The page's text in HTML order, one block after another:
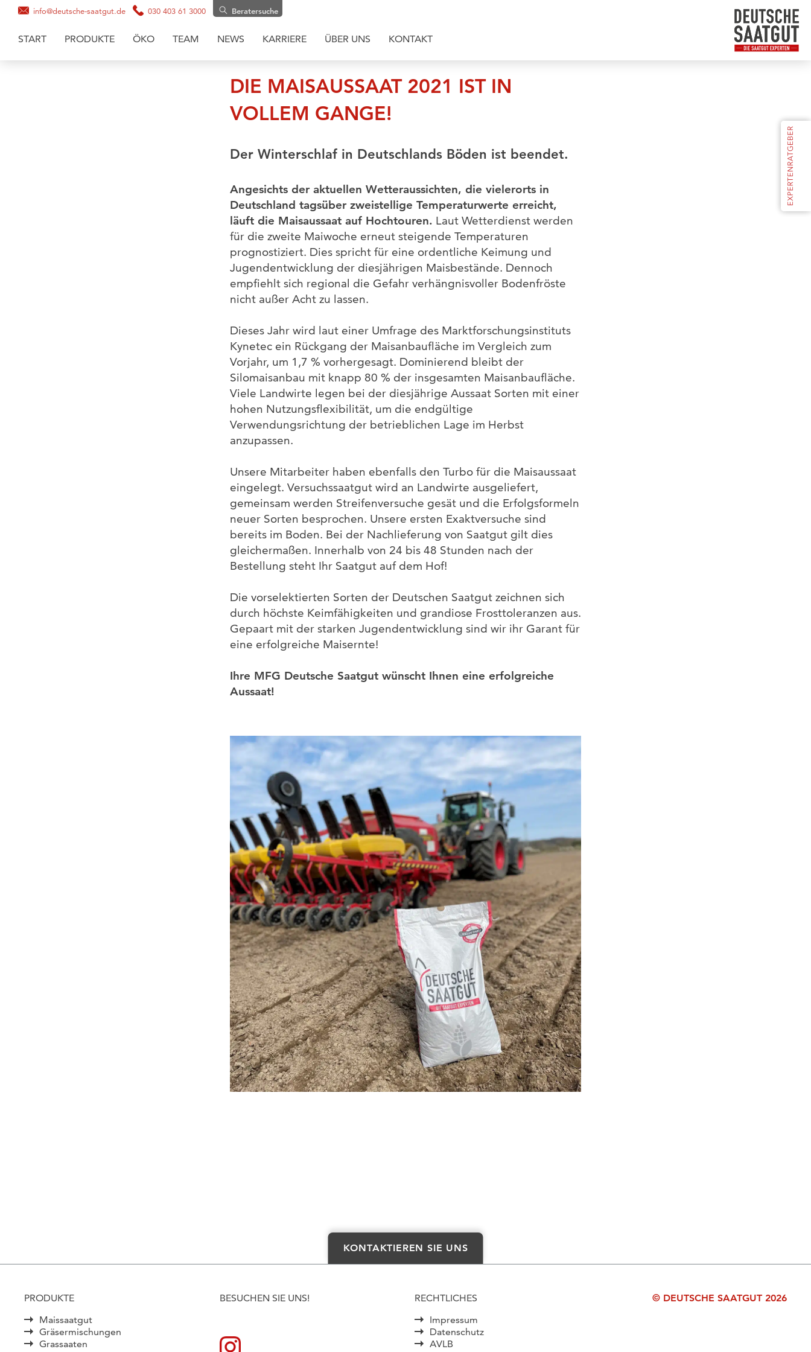
info@deutsche-saatgut.de 030 403 61 3000 Beratersuche
START PRODUKTE ÖKO TEAM NEWS KARRIERE ÜBER UNS KONTAKT
DIE MAISAUSSAAT 2021 IST IN
VOLLEM GANGE!
Der Winterschlaf in Deutschlands Böden ist beendet.
Angesichts der aktuellen Wetteraussichten, die vielerorts in
Deutschland tagsüber zweistellige Temperaturwerte erreicht,
läuft die Maisaussaat auf Hochtouren. Laut Wetterdienst werden
für die zweite Maiwoche erneut steigende Temperaturen
prognostiziert. Dies spricht für eine ordentliche Keimung und
Jugendentwicklung der diesjährigen Maisbestände. Dennoch
empfiehlt sich regional die Gefahr verhängnisvoller Bodenfröste
nicht außer Acht zu lassen.
Dieses Jahr wird laut einer Umfrage des Marktforschungsinstituts
Kynetec ein Rückgang der Maisanbaufläche im Vergleich zum
Vorjahr, um 1,7 % vorhergesagt. Dominierend bleibt der
Silomaisanbau mit knapp 80 % der insgesamten Maisanbaufläche.
Viele Landwirte legen bei der diesjährige Aussaat Sorten mit einer
hohen Nutzungsflexibilität, um die endgültige
Verwendungsrichtung der betrieblichen Lage im Herbst
anzupassen.
Unsere Mitarbeiter haben ebenfalls den Turbo für die Maisaussaat
eingelegt. Versuchssaatgut wird an Landwirte ausgeliefert,
gemeinsam werden Streifenversuche gesät und die Erfolgsformeln
neuer Sorten besprochen. Unsere ersten Exaktversuche sind
bereits im Boden. Bei der Nachlieferung von Saatgut gilt dies
gleichermaßen. Innerhalb von 24 bis 48 Stunden nach der
Bestellung steht Ihr Saatgut auf dem Hof!
Die vorselektierten Sorten der Deutschen Saatgut zeichnen sich
durch höchste Keimfähigkeiten und grandiose Frosttoleranzen aus.
Gepaart mit der starken Jugendentwicklung sind wir ihr Garant für
eine erfolgreiche Maisernte!
Ihre MFG Deutsche Saatgut wünscht Ihnen eine erfolgreiche
Aussaat!
KONTAKTIEREN SIE UNS
PRODUKTE
Maissaatgut
Gräsermischungen
Grassaaten
BESUCHEN SIE UNS!
RECHTLICHES
Impressum
Datenschutz
AVLB
© DEUTSCHE SAATGUT 2026